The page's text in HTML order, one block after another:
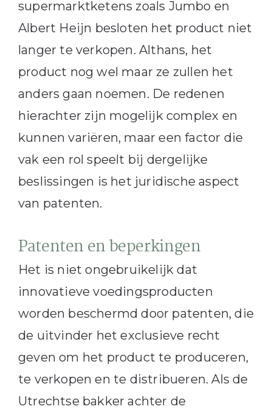
supermarktketens zoals Jumbo en
Albert Heijn besloten het product niet
langer te verkopen. Althans, het
product nog wel maar ze zullen het
anders gaan noemen. De redenen
hierachter zijn mogelijk complex en
kunnen variëren, maar een factor die
vak een rol speelt bij dergelijke
beslissingen is het juridische aspect
van patenten.
Patenten en beperkingen
Het is niet ongebruikelijk dat
innovatieve voedingsproducten
worden beschermd door patenten, die
de uitvinder het exclusieve recht
geven om het product te produceren,
te verkopen en te distribueren. Als de
Utrechtse bakker achter de